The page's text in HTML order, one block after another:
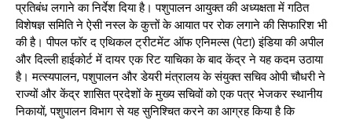
प्रतिबंध लगाने का निर्देश दिया है। पशुपालन आयुक्त की अध्यक्षता में गठित
विशेषज्ञ समिति ने ऐसी नस्ल के कुत्तों के आयात पर रोक लगाने की सिफारिश भी
की है। पीपल फॉर द एथिकल ट्रीटमेंट ऑफ एनिमल्स (पेटा) इंडिया की अपील
और दिल्ली हाईकोर्ट में दायर एक रिट याचिका के बाद केंद्र ने यह कदम उठाया
है। मत्स्यपालन, पशुपालन और डेयरी मंत्रालय के संयुक्त सचिव ओपी चौधरी ने
राज्यों और केंद्र शासित प्रदेशों के मुख्य सचिवों को एक पत्र भेजकर स्थानीय
निकायों, पशुपालन विभाग से यह सुनिश्चित करने का आग्रह किया है कि